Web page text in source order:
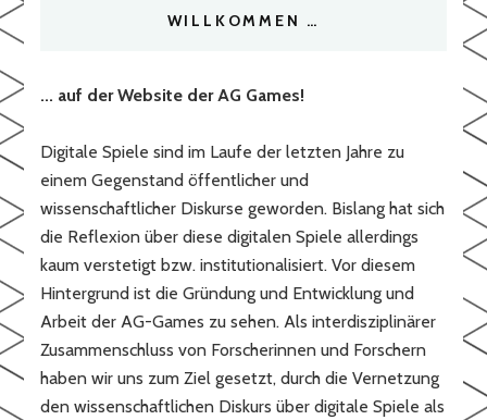
WILLKOMMEN …
... auf der Website der AG Games!
Digitale Spiele sind im Laufe der letzten Jahre zu
einem Gegenstand öffentlicher und
wissenschaftlicher Diskurse geworden. Bislang hat sich
die Reflexion über diese digitalen Spiele allerdings
kaum verstetigt bzw. institutionalisiert. Vor diesem
Hintergrund ist die Gründung und Entwicklung und
Arbeit der AG-Games zu sehen. Als interdisziplinärer
Zusammenschluss von Forscherinnen und Forschern
haben wir uns zum Ziel gesetzt, durch die Vernetzung
den wissenschaftlichen Diskurs über digitale Spiele als